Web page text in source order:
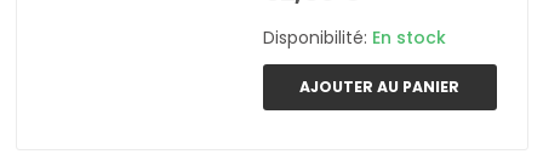
Disponibilité: En stock
AJOUTER AU PANIER